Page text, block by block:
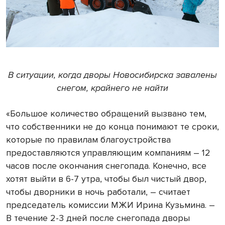
В ситуации, когда дворы Новосибирска завалены
снегом, крайнего не найти
«Большое количество обращений вызвано тем,
что собственники не до конца понимают те сроки,
которые по правилам благоустройства
предоставляются управляющим компаниям – 12
часов после окончания снегопада. Конечно, все
хотят выйти в 6-7 утра, чтобы был чистый двор,
чтобы дворники в ночь работали, – считает
председатель комиссии МЖИ Ирина Кузьмина. –
В течение 2-3 дней после снегопада дворы